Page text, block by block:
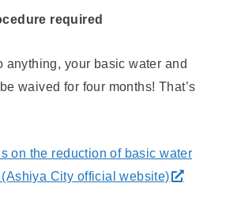
required
anything, your basic water and
waived for four months! That’s
on the reduction of basic water
City official website)